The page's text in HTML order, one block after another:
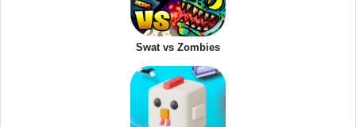
Swat vs Zombies